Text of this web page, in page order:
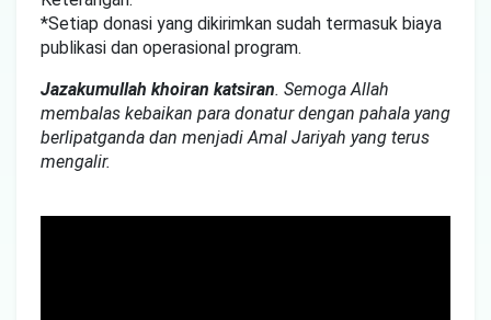
*Setiap donasi yang dikirimkan sudah termasuk biaya
publikasi dan operasional program.
Jazakumullah khoiran katsiran. Semoga Allah
membalas kebaikan para donatur dengan pahala yang
berlipatganda dan menjadi Amal Jariyah yang terus
mengalir.